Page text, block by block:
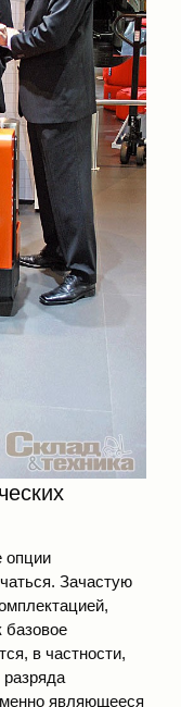
опции
Зачастую
базовое
в частности,
являющееся